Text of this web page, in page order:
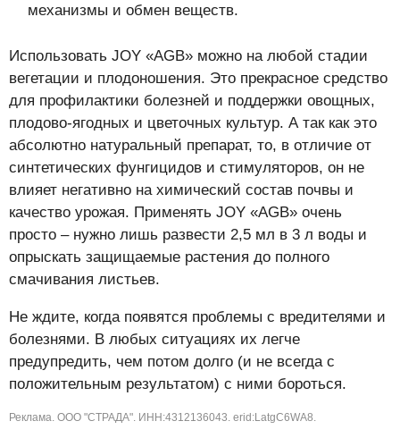
механизмы и обмен веществ.
Использовать JOY «AGB» можно на любой стадии
вегетации и плодоношения. Это прекрасное средство
для профилактики болезней и поддержки овощных,
плодово-ягодных и цветочных культур. А так как это
абсолютно натуральный препарат, то, в отличие от
синтетических фунгицидов и стимуляторов, он не
влияет негативно на химический состав почвы и
качество урожая. Применять JOY «AGB» очень
просто – нужно лишь развести 2,5 мл в 3 л воды и
опрыскать защищаемые растения до полного
смачивания листьев.
Не ждите, когда появятся проблемы с вредителями и
болезнями. В любых ситуациях их легче
предупредить, чем потом долго (и не всегда с
положительным результатом) с ними бороться.
Реклама. ООО "СТРАДА". ИНН:4312136043. erid:LatgC6WA8.